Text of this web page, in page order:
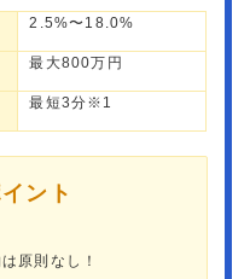
2.5%〜18.0%
最大800万円
最短3分※1
ント
原則なし！